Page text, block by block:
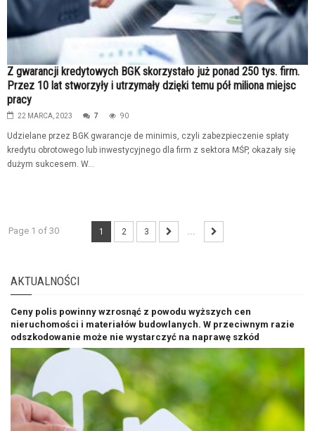
Z gwarancji kredytowych BGK skorzystało już ponad 250 tys. firm.
Przez 10 lat stworzyły i utrzymały dzięki temu pół miliona miejsc
pracy
22 MARCA, 2023 7 90
Udzielane przez BGK gwarancje de minimis, czyli zabezpieczenie spłaty
kredytu obrotowego lub inwestycyjnego dla firm z sektora MŚP, okazały się
dużym sukcesem. W...
Page 1 of 30 1 2 3 ...
AKTUALNOŚCI
Ceny polis powinny wzrosnąć z powodu wyższych cen
nieruchomości i materiałów budowlanych. W przeciwnym razie
odszkodowanie może nie wystarczyć na naprawę szkód